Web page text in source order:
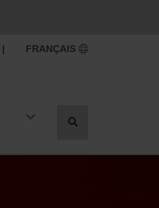
| FRANÇAIS
Recherche